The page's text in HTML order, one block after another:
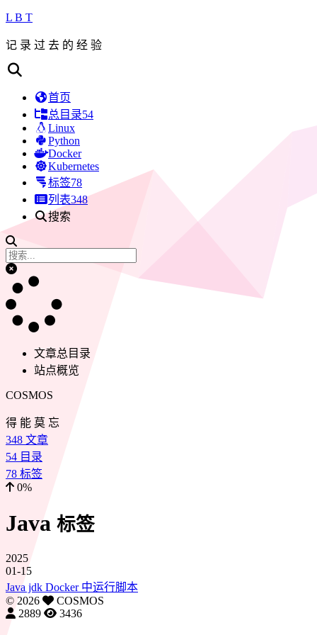
L B T
记 录 过 去 的 经 验
首页
总目录54
Linux
Python
Docker
Kubernetes
标签78
列表348
搜索
文章总目录
站点概览
COSMOS
得 能 莫 忘
348 文章
54 目录
78 标签
0%
Java 标签
2025
01-15
Java jdk Docker 中运行脚本
© 2026
COSMOS
2889
3436